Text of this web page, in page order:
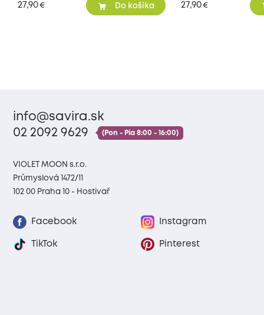
27,90€ Do košíka 27,90€
info@savira.sk
02 2092 9629
(Pon - Pia 8:00 - 16:00)
VIOLET MOON s.r.o.
Průmyslová 1472/11
102 00 Praha 10 - Hostivař
Facebook Instagram
TikTok Pinterest